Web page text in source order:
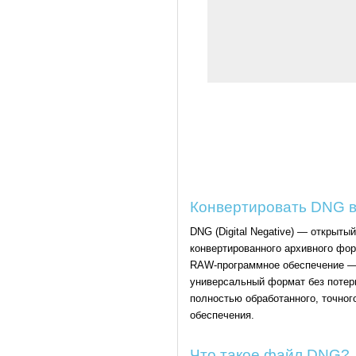
Конвертировать DNG
DNG (Digital Negative) —
конвертированного архивного
RAW-программное обеспечение
универсальный формат без
полностью обработанного,
обеспечения.